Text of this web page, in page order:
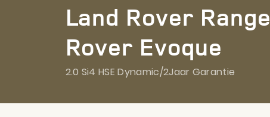
Land Rover Range
Rover Evoque
2.0 Si4 HSE Dynamic/2Jaar Garantie